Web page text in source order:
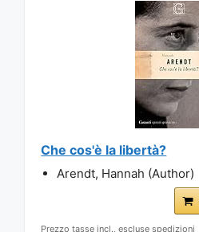
Che cos'è la libertà?
Arendt, Hannah (Author)
Prezzo tasse incl., escluse spedizioni